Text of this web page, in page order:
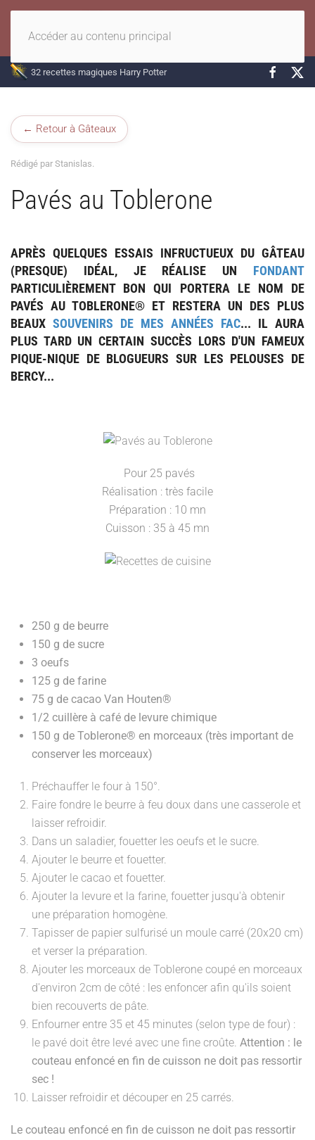
Accéder au contenu principal
32 recettes magiques Harry Potter
← Retour à Gâteaux
Rédigé par Stanislas.
Pavés au Toblerone
APRÈS QUELQUES ESSAIS INFRUCTUEUX DU GÂTEAU
(PRESQUE) IDÉAL, JE RÉALISE UN FONDANT
PARTICULIÈREMENT BON QUI PORTERA LE NOM DE
PAVÉS AU TOBLERONE® ET RESTERA UN DES PLUS
BEAUX SOUVENIRS DE MES ANNÉES FAC... IL AURA
PLUS TARD UN CERTAIN SUCCÈS LORS D'UN FAMEUX
PIQUE-NIQUE DE BLOGUEURS SUR LES PELOUSES DE
BERCY...
Pour 25 pavés
Réalisation : très facile
Préparation : 10 mn
Cuisson : 35 à 45 mn
250 g de beurre
150 g de sucre
3 oeufs
125 g de farine
75 g de cacao Van Houten®
1/2 cuillère à café de levure chimique
150 g de Toblerone® en morceaux (très important de
conserver les morceaux)
Préchauffer le four à 150°.
Faire fondre le beurre à feu doux dans une casserole et
laisser refroidir.
Dans un saladier, fouetter les oeufs et le sucre.
Ajouter le beurre et fouetter.
Ajouter le cacao et fouetter.
Ajouter la levure et la farine, fouetter jusqu'à obtenir
une préparation homogène.
Tapisser de papier sulfurisé un moule carré (20x20 cm)
et verser la préparation.
Ajouter les morceaux de Toblerone coupé en morceaux
d'environ 2cm de côté : les enfoncer afin qu'ils soient
bien recouverts de pâte.
Enfourner entre 35 et 45 minutes (selon type de four) :
le pavé doit être levé avec une fine croûte. Attention : le
couteau enfoncé en fin de cuisson ne doit pas ressortir
sec !
Laisser refroidir et découper en 25 carrés.
Le couteau enfoncé en fin de cuisson ne doit pas ressortir